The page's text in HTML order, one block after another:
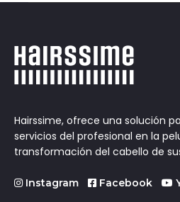
Hairssime, ofrece una solución
servicios del profesional en la
transformación del cabello de
Instagram Facebook